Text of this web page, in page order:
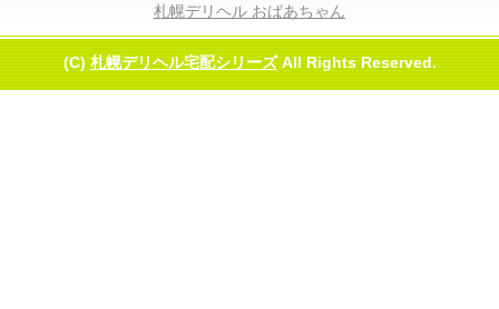
札幌デリヘル おばあちゃん
(C) 札幌デリヘル宅配シリーズAll Rights Reserved.